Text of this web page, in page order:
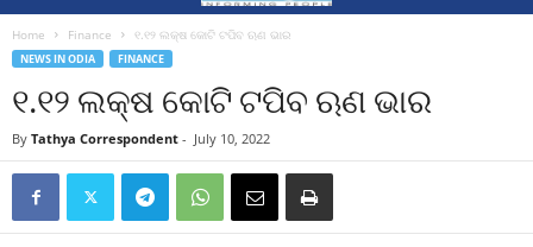
Home Finance ୧.୧୨ ଲକ୍ଷ କୋଟି ଟପିବ ଋଣ ଭାର
NEWS IN ODIA FINANCE
୧.୧୨ ଲକ୍ଷ କୋଟି ଟପିବ ଋଣ ଭାର
By Tathya Correspondent - July 10, 2022